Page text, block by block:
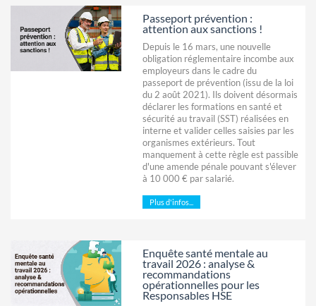
Passeport prévention :
attention aux sanctions !
Depuis le 16 mars, une nouvelle
obligation réglementaire incombe aux
employeurs dans le cadre du
passeport de prévention (issu de la loi
du 2 août 2021). Ils doivent désormais
déclarer les formations en santé et
sécurité au travail (SST) réalisées en
interne et valider celles saisies par les
organismes extérieurs. Tout
manquement à cette règle est passible
d'une amende pénale pouvant s'élever
à 10 000 € par salarié.
Plus d'infos...
Enquête santé mentale au
travail 2026 : analyse &
recommandations
opérationnelles pour les
Responsables HSE